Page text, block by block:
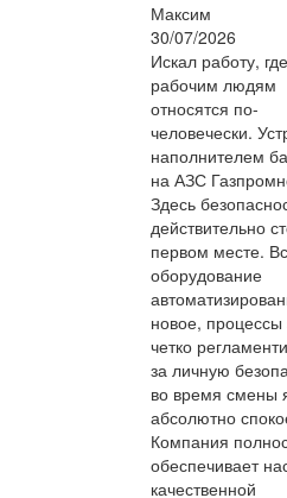
Максим
30/07/2026
Искал работу,
рабочим людям
относятся по-
человечески.
наполнителем
на АЗС
Здесь
действительно
первом месте.
оборудование
новое, процессы
четко
за личную
во время смены
абсолютно
Компания
обеспечивает
качественной